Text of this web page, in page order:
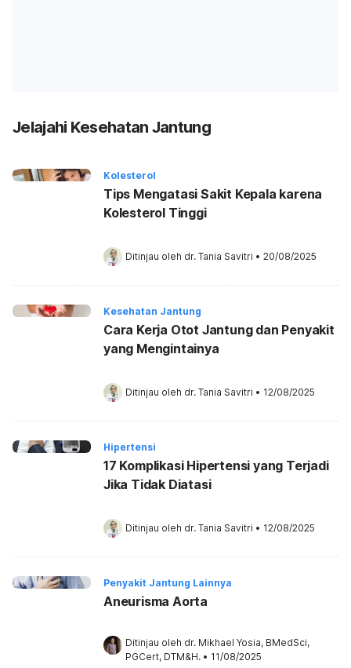
Jelajahi Kesehatan Jantung
Kolesterol
Tips Mengatasi Sakit Kepala karena
Kolesterol Tinggi
Ditinjau oleh dr. Tania Savitri • 20/08/2025
Kesehatan Jantung
Cara Kerja Otot Jantung dan Penyakit
yang Mengintainya
Ditinjau oleh dr. Tania Savitri • 12/08/2025
Hipertensi
17 Komplikasi Hipertensi yang Terjadi
Jika Tidak Diatasi
Ditinjau oleh dr. Tania Savitri • 12/08/2025
Penyakit Jantung Lainnya
Aneurisma Aorta
Ditinjau oleh dr. Mikhael Yosia, BMedSci,
PGCert, DTM&H. • 11/08/2025